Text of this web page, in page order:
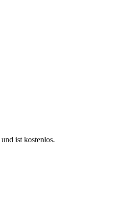
und ist kostenlos.